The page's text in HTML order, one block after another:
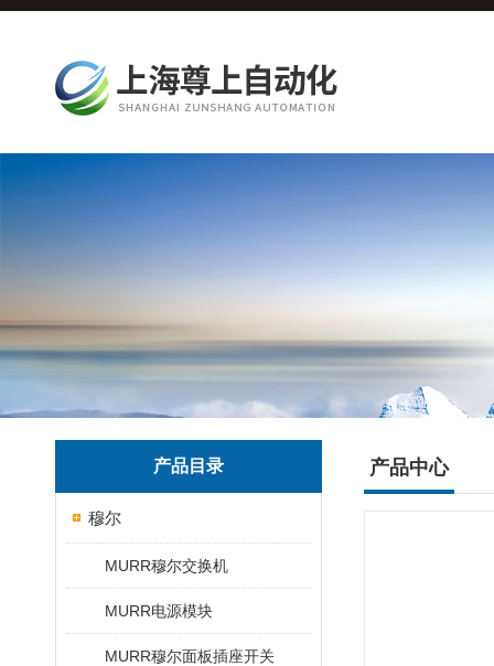
产品目录
穆尔
MURR穆尔交换机
MURR电源模块
MURR穆尔面板插座开关
产品中心